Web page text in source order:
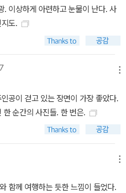
토리를 놓치지 않았고, 그럴 때 사진
흥미를 가졌다고 한다.’ -「영국
등장하는 것을 보면 알 수 있다. 그
은 ‘완벽한 상태’에서 ‘온전한 모
는다는 점이다. 언제나 ‘부러진 상
라던가, ‘버려진 무덤’들만 그를 부른
고 있습니다. ‘부서진 것들’의 외관은
서 우리의 기억은 미끄러져 나갈 뿐
. 이상하게 아련하고 눈물이 난다. 사
도.
공이 걷고 있는 장면이 가장 좋았다.
순간의 사진들. 한 번은.
함께 여행하는 듯한 느낌이 들었다.